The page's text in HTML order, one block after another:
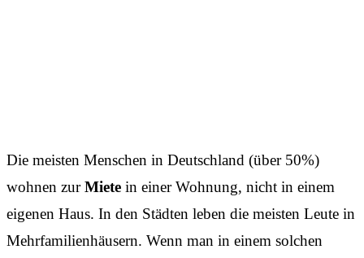
Die meisten Menschen in Deutschland (über 50%)
wohnen zurMiete in einer Wohnung, nicht in einem
eigenen Haus. In den Städten leben die meisten Leute in
Mehrfamilienhäusern. Wenn man in einem solchen